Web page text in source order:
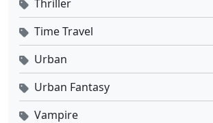
Thriller
Time Travel
Urban
Urban Fantasy
Vampire